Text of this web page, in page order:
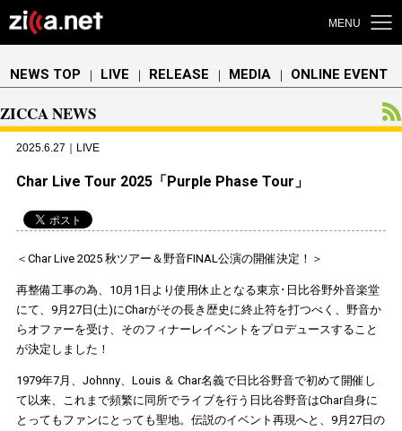
MENU
NEWS TOP ｜ LIVE ｜ RELEASE ｜ MEDIA ｜ ONLINE EVENT
ZICCA NEWS
2025.6.27｜LIVE
Char Live Tour 2025「Purple Phase Tour」
＜Char Live 2025 秋ツアー＆野音FINAL公演の開催決定！＞
再整備工事の為、10月1日より使用休止となる東京･日比谷野外音楽堂
にて、9月27日(土)にCharがその長き歴史に終止符を打つべく、野音か
らオファーを受け、そのフィナーレイベントをプロデュースすること
が決定しました！
1979年7月、Johnny、Louis ＆ Char名義で日比谷野音で初めて開催し
て以来、これまで頻繁に同所でライブを行う日比谷野音はChar自身に
とってもファンにとっても聖地。伝説のイベント再現へと、9月27日の